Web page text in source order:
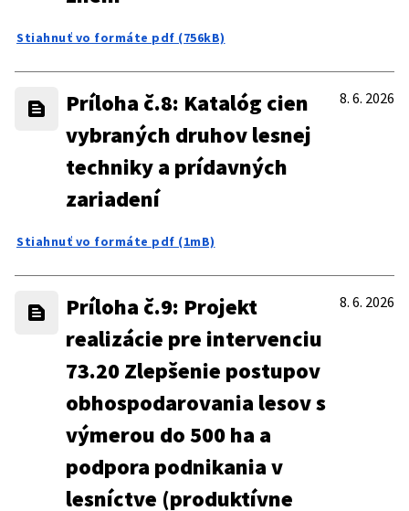
Stiahnuť vo formáte pdf (756kB)
Príloha č.8: Katalóg cien
vybraných druhov lesnej
techniky a prídavných
zariadení
8. 6. 2026
Stiahnuť vo formáte pdf (1mB)
Príloha č.9: Projekt
realizácie pre intervenciu
73.20 Zlepšenie postupov
obhospodarovania lesov s
výmerou do 500 ha a
podpora podnikania v
lesníctve (produktívne
8. 6. 2026